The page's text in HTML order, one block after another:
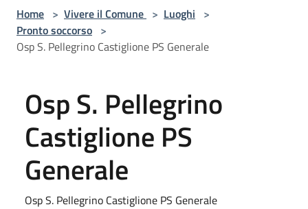
Home > Vivere il Comune > Luoghi >
Pronto soccorso >
Osp S. Pellegrino Castiglione PS Generale
Osp S. Pellegrino
Castiglione PS
Generale
Osp S. Pellegrino Castiglione PS Generale